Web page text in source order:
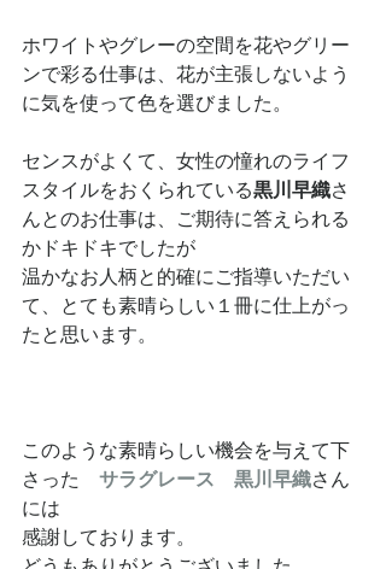
ホワイトやグレーの空間を花やグリー
ンで彩る仕事は、花が主張しないよう
に気を使って色を選びました。
センスがよくて、女性の憧れのライフ
スタイルをおくられている黒川早織さ
んとのお仕事は、ご期待に答えられる
かドキドキでしたが
温かなお人柄と的確にご指導いただい
て、とても素晴らしい１冊に仕上がっ
たと思います。
このような素晴らしい機会を与えて下
さった サラグレース　黒川早織さん
には
感謝しております。